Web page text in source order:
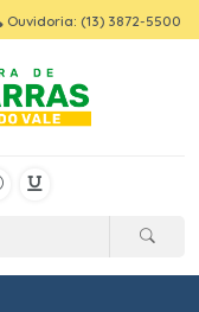
Ouvidoria: (13) 3872-5500